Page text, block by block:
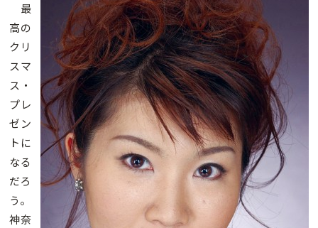
最
高の
クリ
スマ
ス・
プレ
ゼン
トに
なる
だろ
う。
神奈